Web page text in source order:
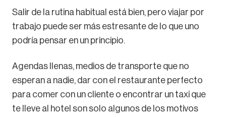
Salir de la rutina habitual está bien, pero viajar por
trabajo puede ser más estresante de lo que uno
podría pensar en un principio.
Agendas llenas, medios de transporte que no
esperan a nadie, dar con el restaurante perfecto
para comer con un cliente o encontrar un taxi que
te lleve al hotel son solo algunos de los motivos